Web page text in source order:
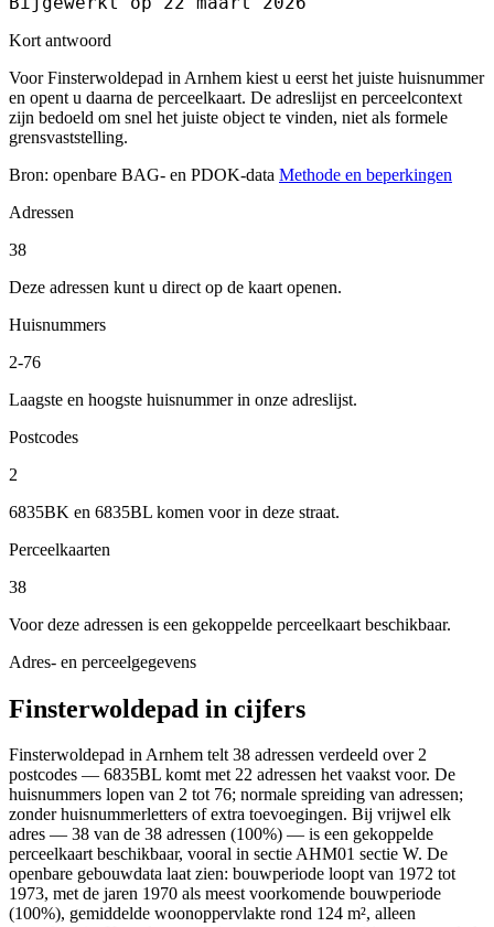
Kort antwoord
Voor Finsterwoldepad in Arnhem kiest u eerst het juiste huisnummer
en opent u daarna de perceelkaart. De adreslijst en perceelcontext
zijn bedoeld om snel het juiste object te vinden, niet als formele
grensvaststelling.
Bron: openbare BAG- en PDOK-data Methode en beperkingen
Adressen
38
Deze adressen kunt u direct op de kaart openen.
Huisnummers
2-76
Laagste en hoogste huisnummer in onze adreslijst.
Postcodes
2
6835BK en 6835BL komen voor in deze straat.
Perceelkaarten
38
Voor deze adressen is een gekoppelde perceelkaart beschikbaar.
Adres- en perceelgegevens
Finsterwoldepad in cijfers
Finsterwoldepad in Arnhem telt 38 adressen verdeeld over 2
postcodes — 6835BL komt met 22 adressen het vaakst voor. De
huisnummers lopen van 2 tot 76; normale spreiding van adressen;
zonder huisnummerletters of extra toevoegingen. Bij vrijwel elk
adres — 38 van de 38 adressen (100%) — is een gekoppelde
perceelkaart beschikbaar, vooral in sectie AHM01 sectie W. De
openbare gebouwdata laat zien: bouwperiode loopt van 1972 tot
1973, met de jaren 1970 als meest voorkomende bouwperiode
(100%), gemiddelde woonoppervlakte rond 124 m², alleen